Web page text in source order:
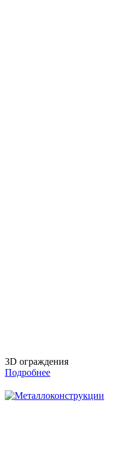
3D ограждения
Подробнее